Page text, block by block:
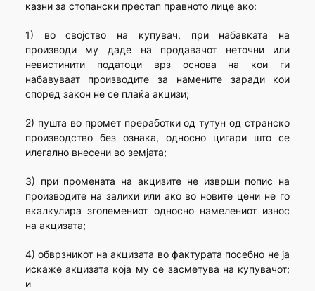
казни за стопански престап правното лице ако:
1) во својство на купувач, при набавката на
производи му даде на продавачот неточни или
невистинити податоци врз основа на кои ги
набавуваат производите за намените заради кои
според закон не се плаќа акцизи;
2) пушта во промет преработки од тутун од странско
производство без ознака, односно цигари што се
илегално внесени во земјата;
3) при промената на акцизите не изврши попис на
производите на залихи или ако во новите цени не го
вкалкулира зголемениот односно намелениот износ
на акцизата;
4) обврзникот на акцизата во фактурата посебно не ја
искаже акцизата која му се засметува на купувачот;
и